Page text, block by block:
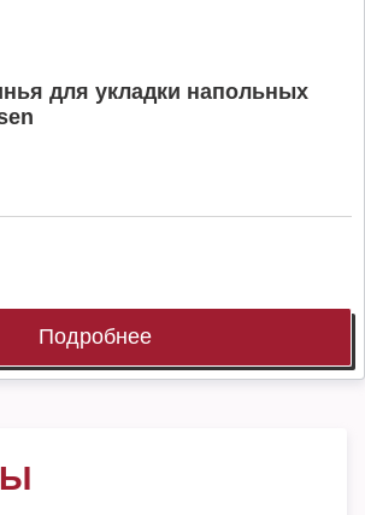
для укладки напольных
Подробнее